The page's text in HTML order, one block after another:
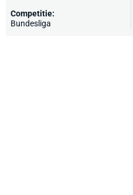
Competitie:
Bundesliga